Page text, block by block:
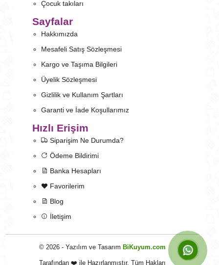
Çocuk takıları
Sayfalar
Hakkımızda
Mesafeli Satış Sözleşmesi
Kargo ve Taşıma Bilgileri
Üyelik Sözleşmesi
Gizlilik ve Kullanım Şartları
Garanti ve İade Koşullarımız
Hızlı Erişim
Siparişim Ne Durumda?
Ödeme Bildirimi
Banka Hesapları
Favorilerim
Blog
İletişim
© 2026 - Yazılım ve Tasarım BiKuyum.com
Tarafından ❤️ ile Hazırlanmıştır. Tüm Hakları